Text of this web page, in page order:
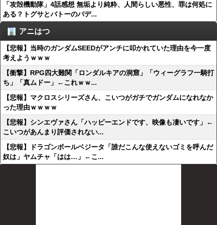
「攻殻機動隊」4話感想 無垢より純粋、人間らしい悪性、罪は何処に
ある？トグサとバトーのバデ...
アニはつ
【悲報】当時のガンダムSEEDがアンチに叩かれていた理由を今一度
考えようｗｗｗ
【衝撃】RPG四大難関「ロンダルキアの洞窟」「ウィーグラフ一騎打
ち」「真ムドー」←これｗｗ...
【悲報】マクロスシリーズさん、こいつがガチでガンダムになれなか
った理由ｗｗｗｗ
【悲報】シンエヴァさん「ハッピーエンドです、映像も凄いです」←
こいつがあんまり評価されない...
【悲報】ドラゴンボールベジータ「誰だこんな使えないゴミを呼んだ
奴は」ヤムチャ「はは…」←こ...